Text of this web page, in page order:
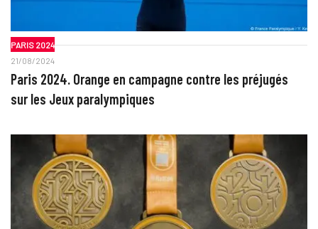
PARIS 2024
21/08/2024
Paris 2024. Orange en campagne contre les préjugés
sur les Jeux paralympiques